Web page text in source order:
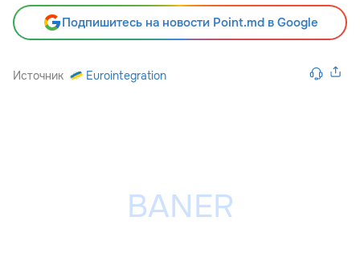
Подпишитесь на новости Point.md в Google
Источник Eurointegration